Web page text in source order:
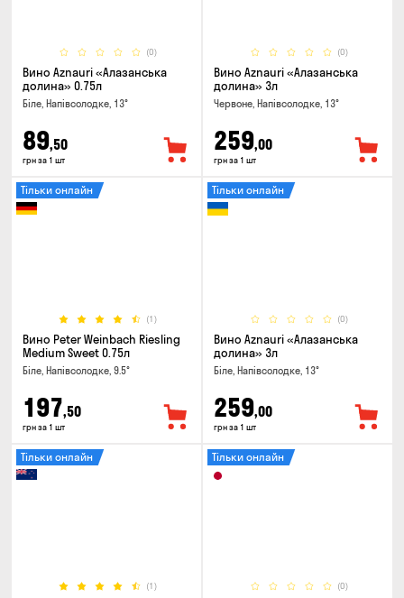
(0)
Вино Aznauri «Алазанська
долина» 0.75л
Біле, Напівсолодке, 13°
89,50
грн за 1 шт
(0)
Вино Aznauri «Алазанська
долина» 3л
Червоне, Напівсолодке, 13°
259,00
грн за 1 шт
(1)
Тільки онлайн
Вино Peter Weinbach Riesling
Medium Sweet 0.75л
Біле, Напівсолодке, 9.5°
197,50
грн за 1 шт
(0)
Тільки онлайн
Вино Aznauri «Алазанська
долина» 3л
Біле, Напівсолодке, 13°
259,00
грн за 1 шт
(1)
Тільки онлайн
(0)
Тільки онлайн